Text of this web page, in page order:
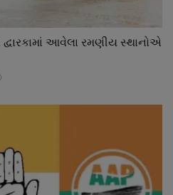
આવેલા રમણીય સ્થાનોએ